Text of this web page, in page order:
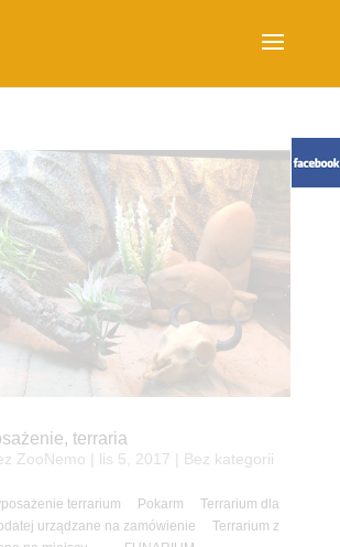
terraria
ZooNemo lis 5, 2017 | Bez kategorii
terrarium Pokarm Terrarium dla
urządzane na zamówienie Terrarium z